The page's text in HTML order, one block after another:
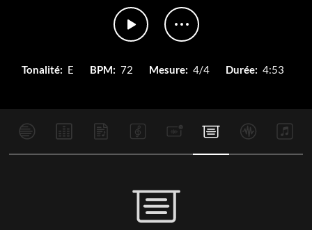
Tonalité: E BPM: 72 Mesure: 4/4 Durée: 4:53